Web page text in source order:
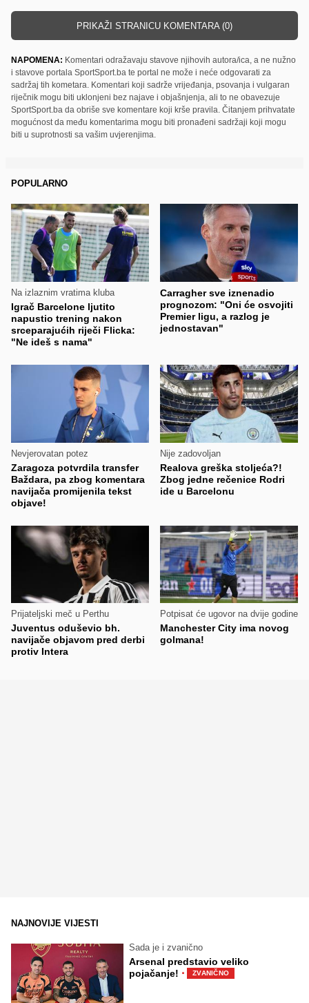
PRIKAŽI STRANICU KOMENTARA (0)
NAPOMENA: Komentari odražavaju stavove njihovih autora/ica, a ne nužno
i stavove portala SportSport.ba te portal ne može i neće odgovarati za
sadržaj tih kometara. Komentari koji sadrže vrijeđanja, psovanja i vulgaran
riječnik mogu biti uklonjeni bez najave i objašnjenja, ali to ne obavezuje
SportSport.ba da obriše sve komentare koji krše pravila. Čitanjem prihvatate
mogućnost da među komentarima mogu biti pronađeni sadržaji koji mogu
biti u suprotnosti sa vašim uvjerenjima.
POPULARNO
Na izlaznim vratima kluba
Igrač Barcelone ljutito
napustio trening nakon
srceparajućih riječi Flicka:
"Ne ideš s nama"
Carragher sve iznenadio
prognozom: "Oni će osvojiti
Premier ligu, a razlog je
jednostavan"
Nevjerovatan potez
Zaragoza potvrdila transfer
Baždara, pa zbog komentara
navijača promijenila tekst
objave!
Nije zadovoljan
Realova greška stoljeća?!
Zbog jedne rečenice Rodri
ide u Barcelonu
Prijateljski meč u Perthu
Juventus oduševio bh.
navijače objavom pred derbi
protiv Intera
Potpisat će ugovor na dvije godine
Manchester City ima novog
golmana!
NAJNOVIJE VIJESTI
Sada je i zvanično
Arsenal predstavio veliko
pojačanje! · ZVANIČNO